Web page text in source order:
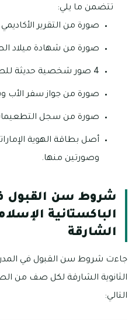
تتضمن ما يلي:
صورة من التقرير
صورة من شهادة ميلاد
4 صور شخصية حديثة للطالب بحجم صورة جواز السفر.
صورة من جواز سفر الأب
صورة من سجل
أصل بطاقة الهوية
وصورتين منها.
شروط سن القبول
الباكستانية
الشارقة
جاءت شروط سن القبول في
الثانوية الشارقة لكل صف من
التالي: